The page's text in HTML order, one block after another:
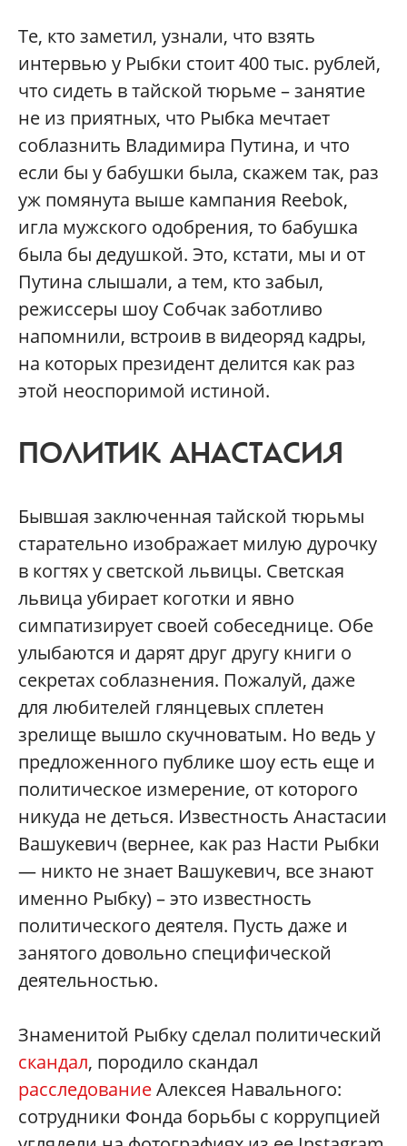
Те, кто заметил, узнали, что взять
интервью у Рыбки стоит 400 тыс. рублей,
что сидеть в тайской тюрьме – занятие
не из приятных, что Рыбка мечтает
соблазнить Владимира Путина, и что
если бы у бабушки была, скажем так, раз
уж помянута выше кампания Reebok,
игла мужского одобрения, то бабушка
была бы дедушкой. Это, кстати, мы и от
Путина слышали, а тем, кто забыл,
режиссеры шоу Собчак заботливо
напомнили, встроив в видеоряд кадры,
на которых президент делится как раз
этой неоспоримой истиной.
ПОЛИТИК АНАСТАСИЯ
Бывшая заключенная тайской тюрьмы
старательно изображает милую дурочку
в когтях у светской львицы. Светская
львица убирает коготки и явно
симпатизирует своей собеседнице. Обе
улыбаются и дарят друг другу книги о
секретах соблазнения. Пожалуй, даже
для любителей глянцевых сплетен
зрелище вышло скучноватым. Но ведь у
предложенного публике шоу есть еще и
политическое измерение, от которого
никуда не деться. Известность Анастасии
Вашукевич (вернее, как раз Насти Рыбки
— никто не знает Вашукевич, все знают
именно Рыбку) – это известность
политического деятеля. Пусть даже и
занятого довольно специфической
деятельностью.
Знаменитой Рыбку сделал политический
скандал, породило скандал
расследованиеАлексея Навального:
сотрудники Фонда борьбы с коррупцией